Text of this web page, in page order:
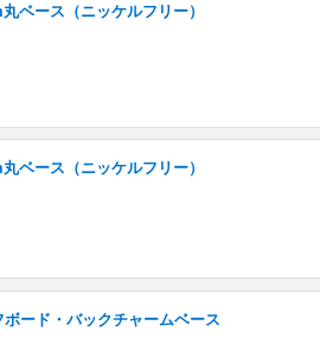
ベース（ニッケルフリー）
ベース（ニッケルフリー）
ボード・バックチャームベース